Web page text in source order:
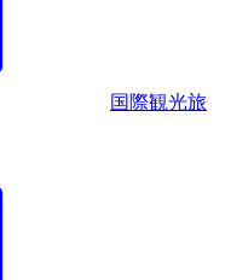
国際観光旅